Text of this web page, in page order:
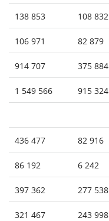
138 853 108 832
106 971 82 879
914 707 375 884
1 549 566 915 324
436 477 82 916
86 192 6 242
397 362 277 538
321 467 243 998